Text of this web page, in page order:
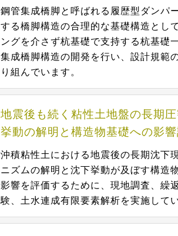
鋼管集成橋脚と呼ばれる履歴型ダンパ
する橋脚構造の合理的な基礎構造とし
ングを介さず杭基礎で支持する杭基礎
集成橋脚構造の開発を行い、設計規範
り組んでいます。
地震後も続く粘性土地盤の長期
挙動の解明と構造物基礎への影
沖積粘性土における地震後の長期沈下
ニズムの解明と沈下挙動が及ぼす構造
影響を評価するために、現地調査、繰
験、土水連成有限要素解析を実施して